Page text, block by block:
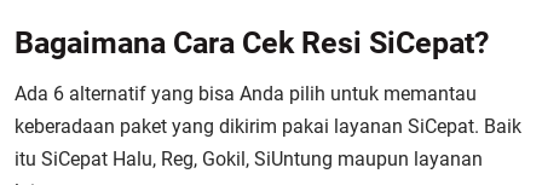
Bagaimana Cara Cek Resi SiCepat?
Ada 6 alternatif yang bisa Anda pilih untuk memantau
keberadaan paket yang dikirim pakai layanan SiCepat. Baik
itu SiCepat Halu, Reg, Gokil, SiUntung maupun layanan